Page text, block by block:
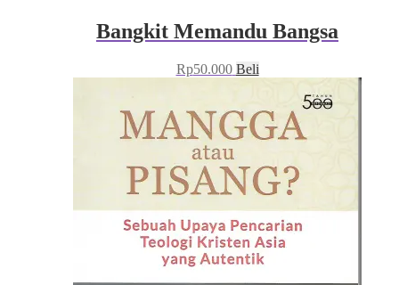
Bangkit Memandu Bangsa
Rp50.000 Beli